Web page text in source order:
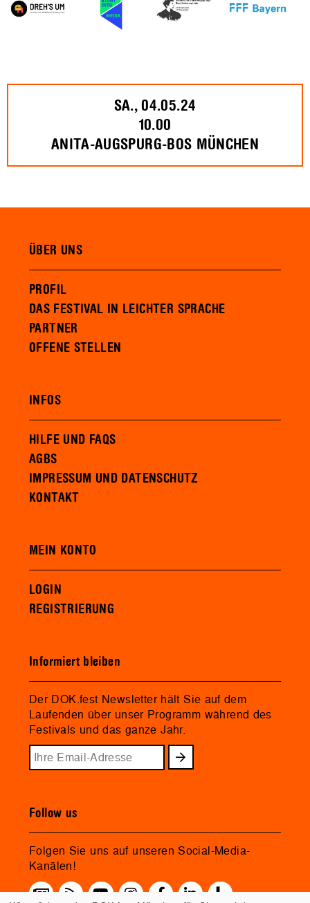
SA., 04.05.24
10.00
ANITA-AUGSPURG-BOS MÜNCHEN
ÜBER UNS
PROFIL
DAS FESTIVAL IN LEICHTER SPRACHE
PARTNER
OFFENE STELLEN
INFOS
HILFE UND FAQS
AGBS
IMPRESSUM UND DATENSCHUTZ
KONTAKT
MEIN KONTO
LOGIN
REGISTRIERUNG
Informiert bleiben
Der DOK.fest Newsletter hält Sie auf dem
Laufenden über unser Programm während des
Festivals und das ganze Jahr.
Follow us
Folgen Sie uns auf unseren Social-Media-
Kanälen!